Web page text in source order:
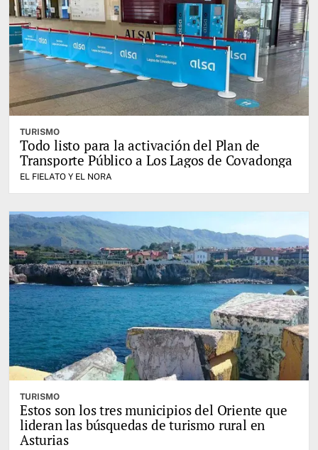
TURISMO
Todo listo para la activación del Plan de
Transporte Público a Los Lagos de Covadonga
EL FIELATO Y EL NORA
TURISMO
Estos son los tres municipios del Oriente que
lideran las búsquedas de turismo rural en
Asturias